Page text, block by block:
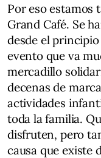
Por eso estamos
Grand Café. Se
desde el
evento que va
mercadillo
decenas de
actividades
toda la familia.
disfruten, pero
causa que existe